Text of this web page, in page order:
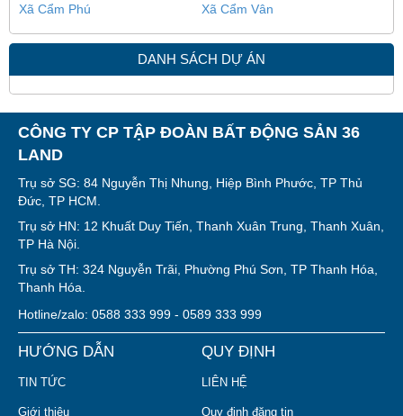
Xã Cẩm Phú
Xã Cẩm Vân
DANH SÁCH DỰ ÁN
CÔNG TY CP TẬP ĐOÀN BẤT ĐỘNG SẢN 36
LAND
Trụ sở SG: 84 Nguyễn Thị Nhung, Hiệp Bình Phước, TP Thủ
Đức, TP HCM.
Trụ sở HN: 12 Khuất Duy Tiến, Thanh Xuân Trung, Thanh Xuân,
TP Hà Nội.
Trụ sở TH: 324 Nguyễn Trãi, Phường Phú Sơn, TP Thanh Hóa,
Thanh Hóa.
Hotline/zalo: 0588 333 999 - 0589 333 999
HƯỚNG DẪN
TIN TỨC
Giới thiệu
QUY ĐỊNH
LIÊN HỆ
Quy định đăng tin